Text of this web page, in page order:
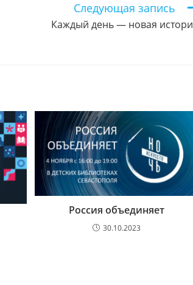
Следующая запись
Каждый день — новая
Россия объединяет
30.10.2023